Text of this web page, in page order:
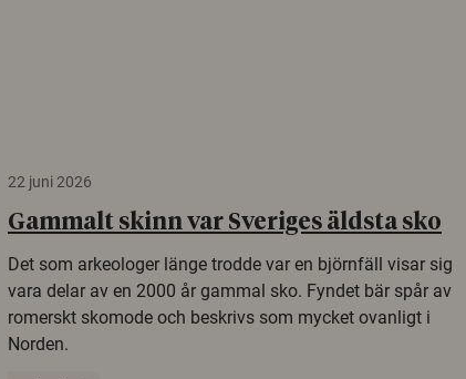
22 juni 2026
Gammalt skinn var Sveriges äldsta sko
Det som arkeologer länge trodde var en björnfäll visar sig
vara delar av en 2000 år gammal sko. Fyndet bär spår av
romerskt skomode och beskrivs som mycket ovanligt i
Norden.